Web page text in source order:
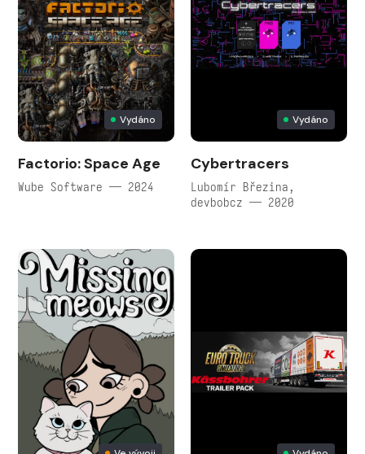
Vydáno
Factorio: Space Age
Wube Software — 2024
Vydáno
Cybertracers
Lubomír Březina,
devbobcz — 2020